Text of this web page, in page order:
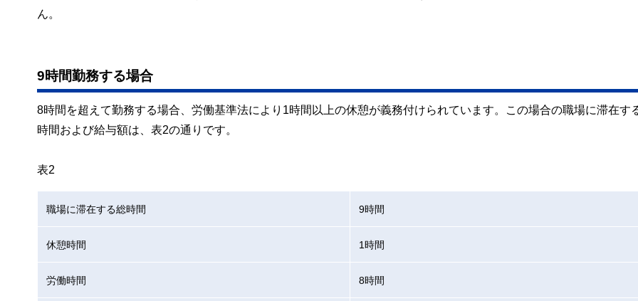
ん。
9時間勤務する場合
8時間を超えて勤務する場合、労働基準法により1時間以上の休憩が義務付けられています。この場合の職場に滞在す
時間および給与額は、表2の通りです。
表2
職場に滞在する総時間 9時間
休憩時間 1時間
労働時間 8時間